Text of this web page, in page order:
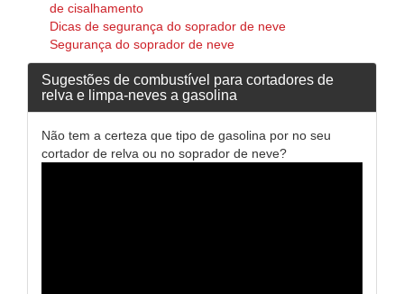
de cisalhamento
Dicas de segurança do soprador de neve
Segurança do soprador de neve
Sugestões de combustível para cortadores de
relva e limpa-neves a gasolina
Não tem a certeza que tipo de gasolina por no seu
cortador de relva ou no soprador de neve?